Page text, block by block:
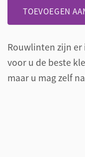
tekst
TOEVOEGEN
Rouwlinten zijn
voor u de beste
maar u mag zelf